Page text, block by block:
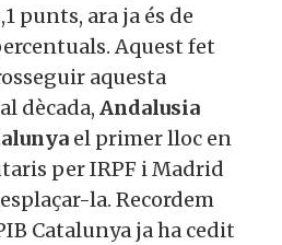
punts, ara ja és de
Aquest fet
aquesta
dècada, Andalusia
el primer lloc en
per IRPF i Madrid
la. Recordem
Catalunya ja ha cedit